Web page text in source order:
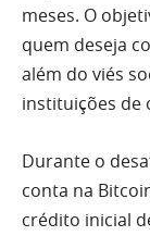
meses. O
quem deseja
além do viés
instituições de
Durante o
conta na
crédito inicial